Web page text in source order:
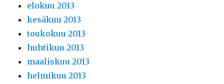
elokuu 2013
kesäkuu 2013
toukokuu 2013
huhtikuu 2013
maaliskuu 2013
helmikuu 2013